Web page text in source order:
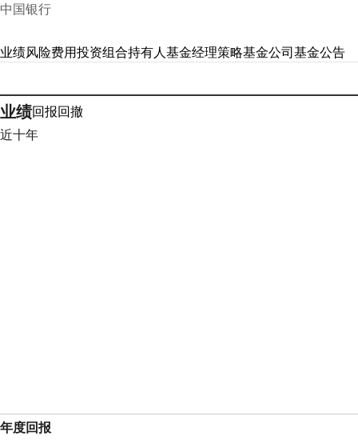
中国银行
业绩风险费用投资组合持有人基金经理策略基金公司基金公告
业绩回报回撤
近十年
年度回报